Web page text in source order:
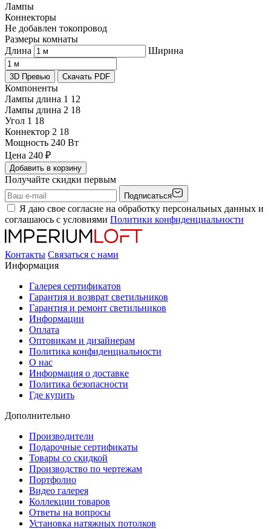
Лампы
Коннекторы
Не добавлен токопровод
Размеры комнаты
Длина
Ширина
3D Превью Скачать PDF
Компоненты
Лампы длина 1 12
Лампы длина 2 18
Угол 1 18
Коннектор 2 18
Мощность 240 Вт
Цена 240 ₽
Добавить в корзину
Получайте скидки первым
Подписаться
Я даю свое согласие на обработку персональных данных и
соглашаюсь с условиями Политики конфиденциальности
Контакты Связаться с нами
Информация
Галерея сертификатов
Гарантия и возврат светильников
Гарантия и ремонт светильников
Информации
Оплата
Оптовикам и дизайнерам
Политика конфиденциальности
О нас
Информация о доставке
Политика безопасности
Где купить
Дополнительно
Производители
Подарочные сертификаты
Товары со скидкой
Производство по чертежам
Портфолио
Видео галерея
Коллекции товаров
Ответы на вопросы
Установка натяжных потолков